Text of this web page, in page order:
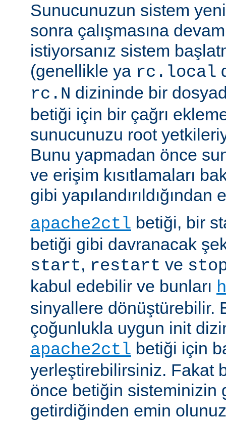
Sunucunuzun sistem
sonra çalışmasına
istiyorsanız sistem
(genellikle ya rc.local
rc.N dizininde bir
betiği için bir çağrı
sunucunuzu root
Bunu yapmadan önce
ve erişim kısıtlamaları
gibi
apache2ctl betiği, bir
betiği gibi davranacak
start, restart ve
kabul edebilir ve bunları
sinyallere dönüştürebilir.
çoğunlukla uygun init
apache2ctl betiği için
yerleştirebilirsiniz. Fakat
önce betiğin sisteminizin
getirdiğinden emin